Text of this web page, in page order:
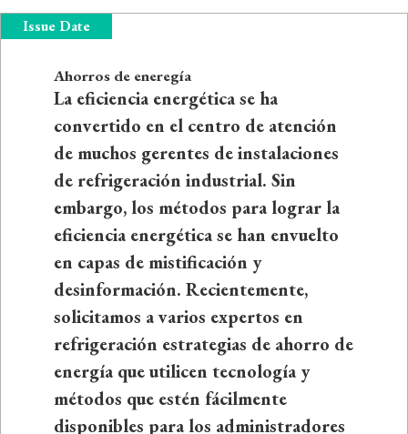
Issue Date
Ahorros de eneregía
La eficiencia energética se ha
convertido en el centro de atención
de muchos gerentes de instalaciones
de refrigeración industrial. Sin
embargo, los métodos para lograr la
eficiencia energética se han envuelto
en capas de mistificación y
desinformación. Recientemente,
solicitamos a varios expertos en
refrigeración estrategias de ahorro de
energía que utilicen tecnología y
métodos que estén fácilmente
disponibles para los administradores